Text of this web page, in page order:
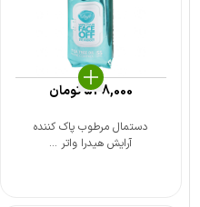
دستمال مرطوب پاک کننده
آرایش هیدرا واتر ...
548,000تومان